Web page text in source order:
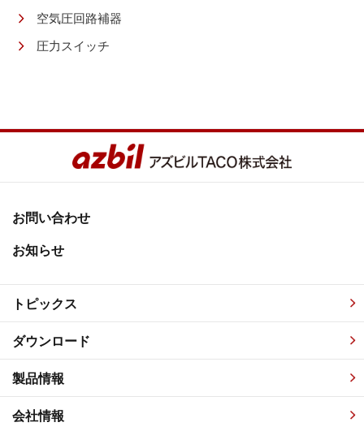
空気圧回路補器
圧力スイッチ
お問い合わせ
お知らせ
トピックス
ダウンロード
製品情報
会社情報